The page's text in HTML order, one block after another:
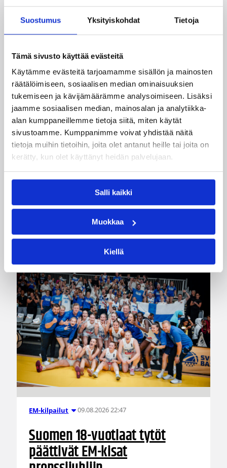
Suostumus Yksityiskohdat Tietoja
Tämä sivusto käyttää evästeitä
Käytämme evästeitä tarjoamamme sisällön ja mainosten
räätälöimiseen, sosiaalisen median ominaisuuksien
tukemiseen ja kävijämäärämme analysoimiseen. Lisäksi
jaamme sosiaalisen median, mainosalan ja analytiikka-
alan kumppaneillemme tietoja siitä, miten käytät
sivustoamme. Kumppanimme voivat yhdistää näitä
tietoja muihin tietoihin, joita olet antanut heille tai joita on
kerätty, kun olet käyttänyt heidän palvelujaan.
Salli kaikki
Muokkaa
Kiellä
EM-kilpailut 10.08.2026 22:39
Suomen 16-vuotiaat pojat
voitti Norjan – tiistaina
pelataan lohkovoitosta
Suomen 16-vuotiaat pojat jatkoivat vahvoja
otteitaan B-divisioonan EM-kisoissa kaatamalla
Norjan selvin lukemin 116–72. Sudenpennut
otti ottelun haltuunsa jo ensimmäisellä
40-minuuttisen ajan.
EM-kilpailut 09.08.2026 22:47
Suomen 18-vuotiaat tytöt
päättivät EM-kisat